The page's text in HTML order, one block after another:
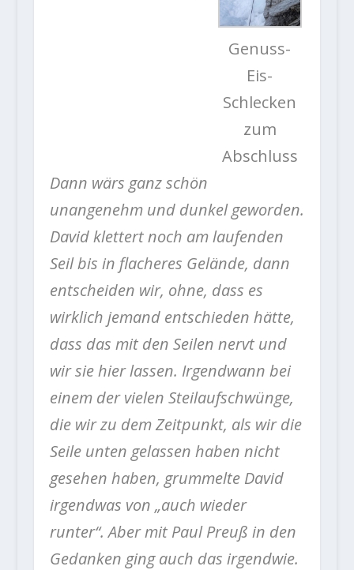
Genuss-
Eis-
Schlecken
zum
Abschluss
Dann wärs ganz schön
unangenehm und dunkel geworden.
David klettert noch am laufenden
Seil bis in flacheres Gelände, dann
entscheiden wir, ohne, dass es
wirklich jemand entschieden hätte,
dass das mit den Seilen nervt und
wir sie hier lassen. Irgendwann bei
einem der vielen Steilaufschwünge,
die wir zu dem Zeitpunkt, als wir die
Seile unten gelassen haben nicht
gesehen haben, grummelte David
irgendwas von „auch wieder
runter“. Aber mit Paul Preuß in den
Gedanken ging auch das irgendwie.